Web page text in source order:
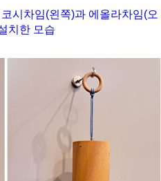
시차임(왼쪽)과 에올라차임(오
치한 모습